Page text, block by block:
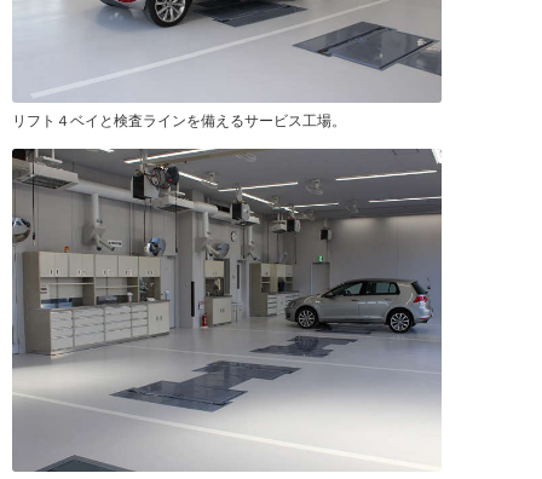
リフト４ベイと検査ラインを備えるサービス工場。